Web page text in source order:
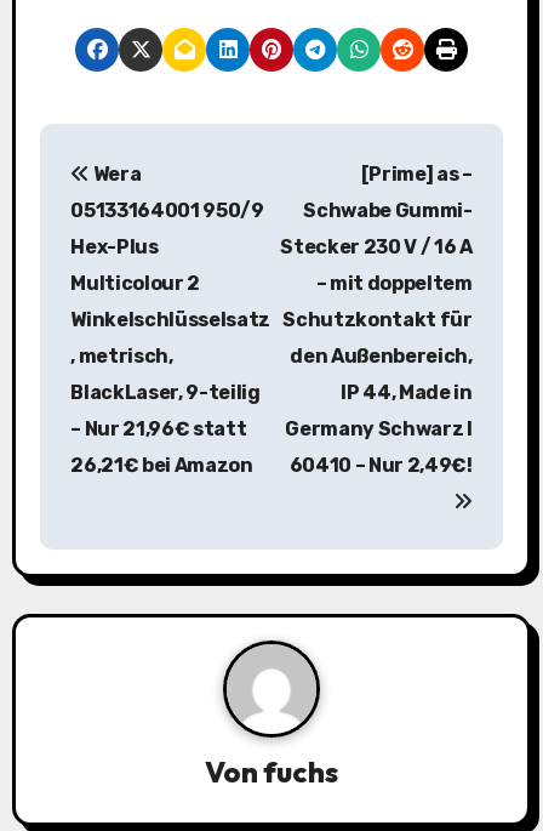
B
n
a
Wera
05133164001 950/9
Hex-Plus
Multicolour 2
Winkelschlüsselsatz
, metrisch,
BlackLaser, 9-teilig
– Nur 21,96€ statt
26,21€ bei Amazon
[Prime] as –
Schwabe Gummi-
Stecker 230 V / 16 A
– mit doppeltem
Schutzkontakt für
den Außenbereich,
IP 44, Made in
Germany Schwarz I
60410 – Nur 2,49€!
Vonfuchs